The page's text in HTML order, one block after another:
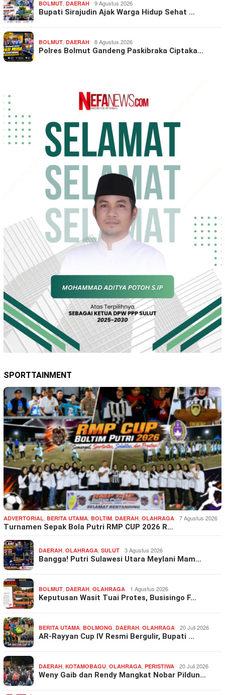
BOLMUT DAERAH 9 Agustus 2026
Bupati Sirajudin Ajak Warga Hidup Sehat …
BOLMUT DAERAH 8 Agustus 2026
Polres Bolmut Gandeng Paskibraka Ciptaka…
SPORTTAINMENT
ADVERTORIAL BERITA UTAMA BOLTIM DAERAH OLAHRAGA 7 Agustus 2026
Turnamen Sepak Bola Putri RMP CUP 2026 R…
DAERAH OLAHRAGA SULUT 3 Agustus 2026
Bangga! Putri Sulawesi Utara Meylani Mam…
BOLMUT DAERAH OLAHRAGA 1 Agustus 2026
Keputusan Wasit Tuai Protes, Busisingo F…
BERITA UTAMA BOLMONG DAERAH OLAHRAGA 20 Juli 2026
AR-Rayyan Cup IV Resmi Bergulir, Bupati …
DAERAH KOTAMOBAGU OLAHRAGA PERISTIWA 20 Juli 2026
Weny Gaib dan Rendy Mangkat Nobar Pildun…